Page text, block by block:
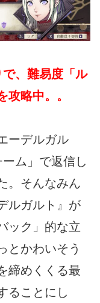
、難易度「ル
攻略中。。
ーデルガル
ム」で返信し
。そんなみん
ルガルト』が
ック」的な立
とかわいそう
締めくくる最
ることにし